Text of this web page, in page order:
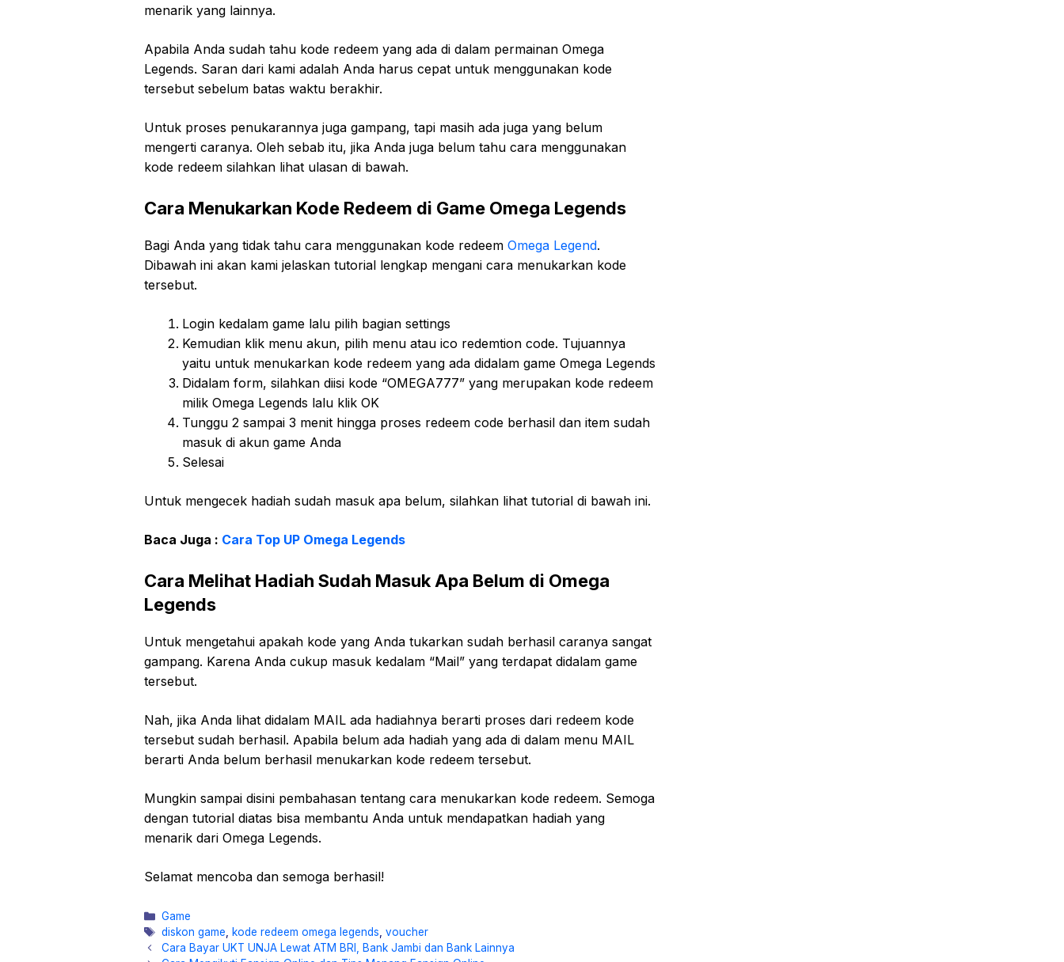
menarik yang lainnya.
Apabila Anda sudah tahu kode redeem yang ada di dalam permainan Omega
Legends. Saran dari kami adalah Anda harus cepat untuk menggunakan kode
tersebut sebelum batas waktu berakhir.
Untuk proses penukarannya juga gampang, tapi masih ada juga yang belum
mengerti caranya. Oleh sebab itu, jika Anda juga belum tahu cara menggunakan
kode redeem silahkan lihat ulasan di bawah.
Cara Menukarkan Kode Redeem di Game Omega Legends
Bagi Anda yang tidak tahu cara menggunakan kode redeem Omega Legend.
Dibawah ini akan kami jelaskan tutorial lengkap mengani cara menukarkan kode
tersebut.
Login kedalam game lalu pilih bagian settings
Kemudian klik menu akun, pilih menu atau ico redemtion code. Tujuannya
yaitu untuk menukarkan kode redeem yang ada didalam game Omega Legends
Didalam form, silahkan diisi kode “OMEGA777” yang merupakan kode redeem
milik Omega Legends lalu klik OK
Tunggu 2 sampai 3 menit hingga proses redeem code berhasil dan item sudah
masuk di akun game Anda
Selesai
Untuk mengecek hadiah sudah masuk apa belum, silahkan lihat tutorial di bawah ini.
Baca Juga : Cara Top UP Omega Legends
Cara Melihat Hadiah Sudah Masuk Apa Belum di Omega
Legends
Untuk mengetahui apakah kode yang Anda tukarkan sudah berhasil caranya sangat
gampang. Karena Anda cukup masuk kedalam “Mail” yang terdapat didalam game
tersebut.
Nah, jika Anda lihat didalam MAIL ada hadiahnya berarti proses dari redeem kode
tersebut sudah berhasil. Apabila belum ada hadiah yang ada di dalam menu MAIL
berarti Anda belum berhasil menukarkan kode redeem tersebut.
Mungkin sampai disini pembahasan tentang cara menukarkan kode redeem. Semoga
dengan tutorial diatas bisa membantu Anda untuk mendapatkan hadiah yang
menarik dari Omega Legends.
Selamat mencoba dan semoga berhasil!
Kategori
Game
Tag
diskon game, kode redeem omega legends, voucher
Cara Bayar UKT UNJA Lewat ATM BRI, Bank Jambi dan Bank Lainnya